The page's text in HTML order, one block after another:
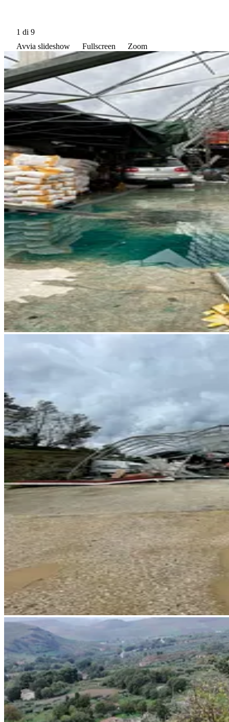
1 di 9
Avvia slideshow
Fullscreen Zoom